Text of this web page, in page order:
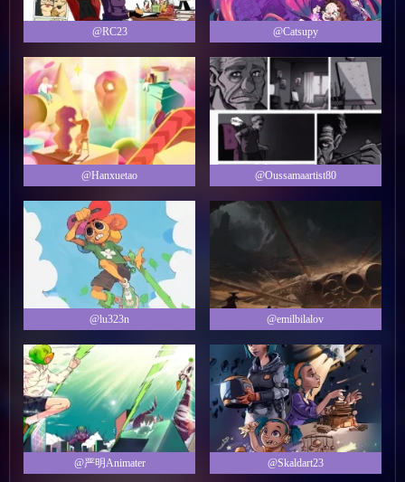
@RC23 @Catsupy
@Hanxuetao @Oussamaartist80
@lu323n @emilbilalov
@严明Animater @Skaldart23